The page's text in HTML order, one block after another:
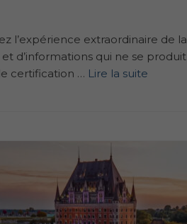
l’expérience extraordinaire de la
d’informations qui ne se produit
certification … Lire la suite